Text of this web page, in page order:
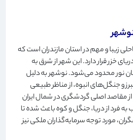
زیبا و مهم در استان مازندران است که
خزر قرار دارد. این شهر از شرق به
نور محدود می‌شود. نوشهر به دلیل
و جنگل‌های انبوه، از مناظر طبیعی
مقاصد اصلی گردشگری در شمال ایران
فرد از دریا، جنگل و کوه باعث شده تا
مورد توجه سرمایه‌گذاران ملکی نیز